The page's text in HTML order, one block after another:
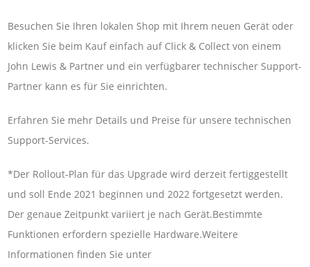
Besuchen Sie Ihren lokalen Shop mit Ihrem neuen Gerät oder
klicken Sie beim Kauf einfach auf Click & Collect von einem
John Lewis & Partner und ein verfügbarer technischer Support-
Partner kann es für Sie einrichten.
Erfahren Sie mehr Details und Preise für unsere technischen
Support-Services.
*Der Rollout-Plan für das Upgrade wird derzeit fertiggestellt
und soll Ende 2021 beginnen und 2022 fortgesetzt werden.
Der genaue Zeitpunkt variiert je nach Gerät.Bestimmte
Funktionen erfordern spezielle Hardware.Weitere
Informationen finden Sie unter